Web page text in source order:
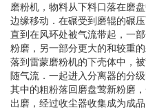
磨粉机，物料从下料口落在磨
边缘移动．在碾受到磨辊的碾
直到在风环处被气流带起，一
粉磨，另一部分更大的和较重
落到雷蒙磨粉机的下壳体中，
随气流．一起进入分离器的分
其中的粗粉落回磨盘莺新粉磨
出磨，经过收尘器收集成为成